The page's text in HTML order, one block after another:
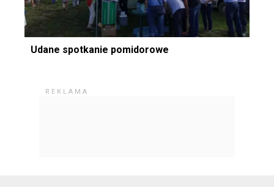
Udane spotkanie pomidorowe